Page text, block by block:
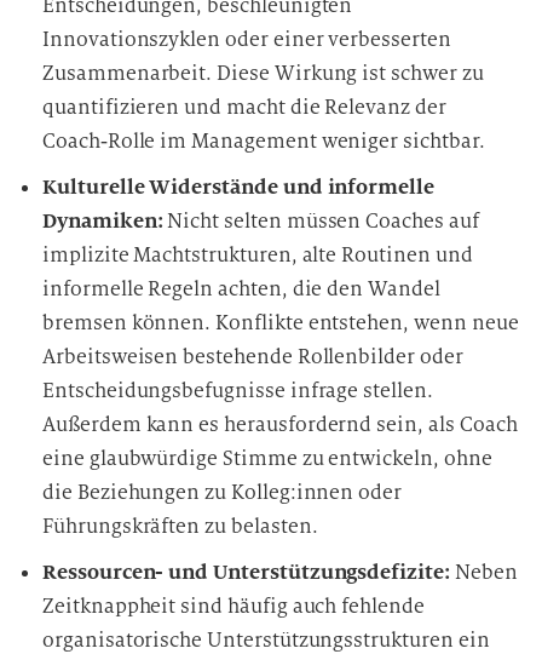
Entscheidungen, beschleunigten
Innovationszyklen oder einer verbesserten
Zusammenarbeit. Diese Wirkung ist schwer zu
quantifizieren und macht die Relevanz der
Coach‑Rolle im Management weniger sichtbar.
Kulturelle Widerstände und informelle
Dynamiken:Nicht selten müssen Coaches auf
implizite Machtstrukturen, alte Routinen und
informelle Regeln achten, die den Wandel
bremsen können. Konflikte entstehen, wenn neue
Arbeitsweisen bestehende Rollenbilder oder
Entscheidungsbefugnisse infrage stellen.
Außerdem kann es herausfordernd sein, als Coach
eine glaubwürdige Stimme zu entwickeln, ohne
die Beziehungen zu Kolleg:innen oder
Führungskräften zu belasten.
Ressourcen- und Unterstützungsdefizite: Neben
Zeitknappheit sind häufig auch fehlende
organisatorische Unterstützungsstrukturen ein